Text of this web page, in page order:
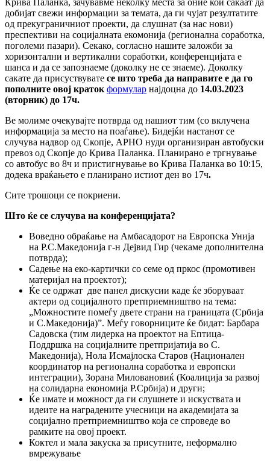
Крива Паланка, зачувавме неколку места за оние кои сакаат да
добијат свежи информации за темата, да ги чујат резултатите
од прекуграничниот проекти, да слушнат (за нас нови)
преспективи на социјалната екомонија (регионална соработка,
поголеми пазари). Секако, согласно нашите заложби за
хоризонтални и вертикални соработки, конференцијата е
шанса и да се запознаеме (доколку не се знаеме). Доколку
сакате да присуствувате се што треба да направите е да го
пополните овој краток формулар најдоцна до 14.03.2023
(вторник) до 17ч.
Ве молиме очекувајте потврда од нашиот тим (со вклучена
информација за место на поаѓање). Бидејќи настанот се
случува надвор од Скопје, АРНО нуди организиран автобуски
превоз од Скопје до Крива Паланка. Планирано е тргнување
со автобус во 8ч и пристигнување во Крива Паланка во 10:15,
додека враќањето е планирано истиот ден во 17ч.
Сите трошоци се покриени.
Што ќе се случува на конференцијата?
Воведнo обраќање на Амбасадорот на Европска Унија
на Р.С.Македонија г-н Дејвид Гир (чекаме дополнителна
потврда);
Садење на еко-картички со семе од пркос (промотивен
материјал на проектот);
Ќе се одржат две панел дискусии каде ќе зборуваат
актери од социјалното претприемништво на тема:
„Можностите помеѓу двете страни на границата (Србија
и С.Македонија)”. Меѓу говорниците ќе бидат: Барбара
Садовска (тим лидерка на проектот на Ептица-
Поддршка на социјалните претпријатија во С.
Македонија), Нола Исмајлоска Старов (Национален
координатор на регионална соработка и европски
интеграции), Зорана Миловановиќ (Коалиција за развој
на солидарна економија Р.Србија) и други;
Ќе имате и можност да ги слушнете и искуствата и
идеите на наградените учесници на академијата за
социјално претприемништво која се спроведе во
рамките на овој проект.
Коктел и мала закуска за присутните, неформално
вмрежување